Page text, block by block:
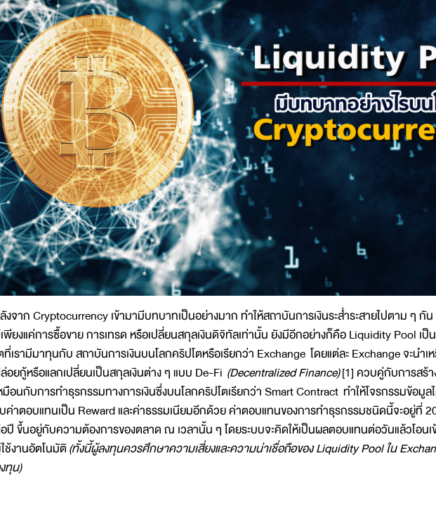
งจาก Cryptocurrency เข้ามามีบทบาทเป็นอย่างมาก ทำให้สถาบันการเงินระส่ำระสายไปตาม ๆ กั
พียงแค่การซื้อขาย การเทรด หรือเปลี่ยนสกุลเงินดิจิทัลเท่านั้น ยังมีอีกอย่างก็คือ Liquidity Pool เ
ที่เรามีมาทุนกับ สถาบันการเงินบนโลกคริปโตหรือเรียกว่า Exchange โดยแต่ละ Exchange จะนำเ
อยกู้หรือแลกเปลี่ยนเป็นสกุลเงินต่าง ๆ แบบ De-Fi (Decentralized Finance)[1] ควบคู่กับการสร้
มือนกับการทำธุรกรรมทางการเงินซึ่งบนโลกคริปโตเรียกว่า Smart Contract ทำให้โจรกรรมข้อมูลไ
ค่าตอบแทนเป็น Reward และค่าธรรมเนียมอีกด้วย ค่าตอบแทนของการทำธุรกรรมชนิดนี้จะอยู่ที่
ปี ขึ้นอยู่กับความต้องการของตลาด ณ เวลานั้น ๆ โดยระบบจะคิดให้เป็นผลตอบแทนต่อวันแล้วโอนเ
ช้งานอัตโนมัติ(ทั้งนี้ผู้ลงทุนควรศึกษาความเสี่ยงและความน่าเชื่อถือของ Liquidity Pool ใน
ทุน)